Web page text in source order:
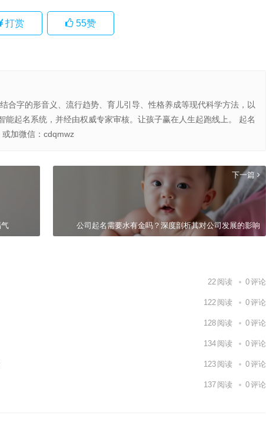
打赏 55赞
合字的形音义、流行趋势、育儿引导、性格养成等现代科学方法，以
能起名系统，并经由权威专家审核。让孩子赢在人生起跑线上。 起名
加微信：cdqmwz
下一篇
公司起名需要水有金吗？深度剖析其对公司发展的影响
22 阅读 0评论
122 阅读 0评论
128 阅读 0评论
134 阅读 0评论
123 阅读 0评论
137 阅读 0评论